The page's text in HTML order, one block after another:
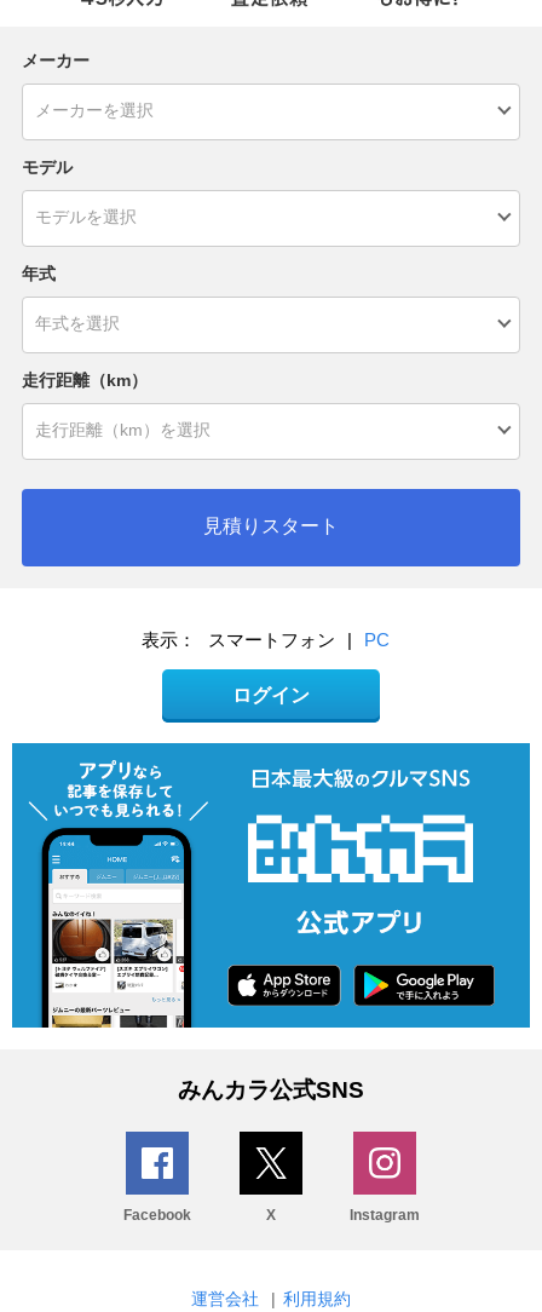
メーカー
モデル
年式
走行距離（km）
見積りスタート
表示： スマートフォン | PC
ログイン
みんカラ公式SNS
Facebook X Instagram
運営会社 | 利用規約